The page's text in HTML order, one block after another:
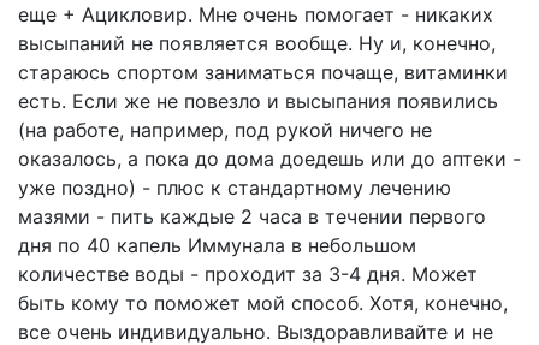
еще + Ацикловир. Мне очень помогает - никаких
высыпаний не появляется вообще. Ну и, конечно,
стараюсь спортом заниматься почаще, витаминки
есть. Если же не повезло и высыпания появились
(на работе, например, под рукой ничего не
оказалось, а пока до дома доедешь или до аптеки -
уже поздно) - плюс к стандартному лечению
мазями - пить каждые 2 часа в течении первого
дня по 40 капель Иммунала в небольшом
количестве воды - проходит за 3-4 дня. Может
быть кому то поможет мой способ. Хотя, конечно,
все очень индивидуально. Выздоравливайте и не